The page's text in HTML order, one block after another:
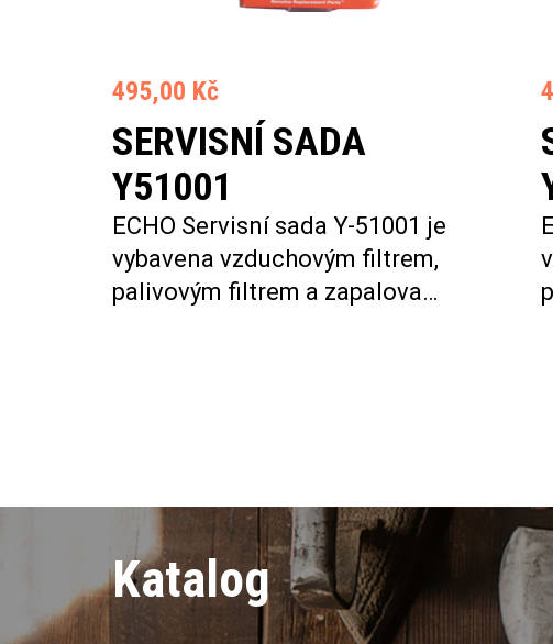
495,00 Kč
SERVISNÍ SADA
Y51001
ECHO Servisní sada Y-51001 je
vybavena vzduchovým filtrem,
palivovým filtrem a zapalova…
Katalog